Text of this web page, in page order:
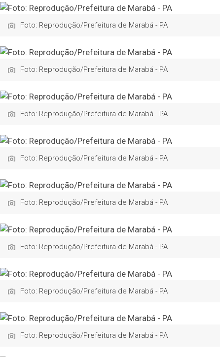
Foto: Reprodução/Prefeitura de Marabá - PA
Foto: Reprodução/Prefeitura de Marabá - PA
Foto: Reprodução/Prefeitura de Marabá - PA
Foto: Reprodução/Prefeitura de Marabá - PA
Foto: Reprodução/Prefeitura de Marabá - PA
Foto: Reprodução/Prefeitura de Marabá - PA
Foto: Reprodução/Prefeitura de Marabá - PA
Foto: Reprodução/Prefeitura de Marabá - PA